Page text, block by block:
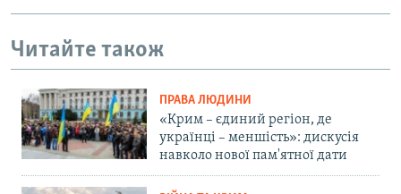
Читайте також
ПРАВА ЛЮДИНИ
«Крим – єдиний регіон, де
українці – меншість»: дискусія
навколо нової пам'ятної дати